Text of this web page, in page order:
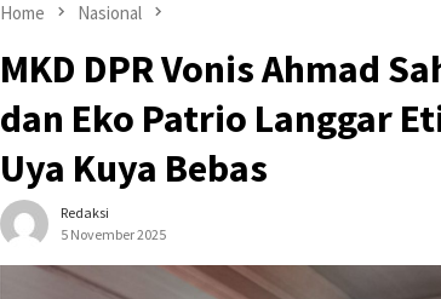
Home Nasional
MKD DPR Vonis Ahmad
dan Eko Patrio Langgar
Uya Kuya Bebas
Redaksi
5 November 2025